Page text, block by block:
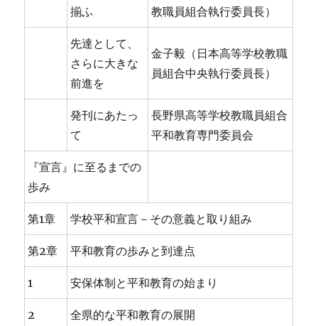
揃ふ
教職員組合執行委員長）
先達として、
さらに大きな
前進を
金子毅（日本高等学校教職
員組合中央執行委員長）
発刊にあたっ
て
長野県高等学校教職員組合
平和教育専門委員会
『宣言』に至るまでの
歩み
第1章 学校平和宣言－その意義と取り組み
第2章 平和教育の歩みと到達点
1 安保体制と平和教育の始まり
2 全県的な平和教育の展開